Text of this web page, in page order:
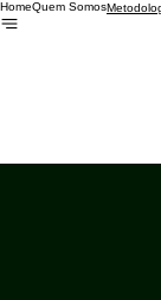
HomeQuem Somos